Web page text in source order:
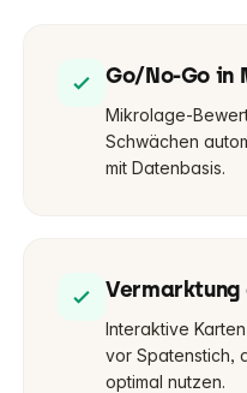
Go/No-Go in
Mikrolage-
Schwächen
mit Datenbasis.
Vermarktung
Interaktive
vor Spatenstich,
optimal nutzen.